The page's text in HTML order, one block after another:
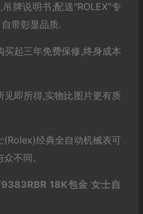
吊牌说明书;配送"ROLEX"专
带彰显品质.
买起三年免费保修,终身成本
见即所得,实物比图片更有质
(Rolex)经典全自动机械表可
不同。